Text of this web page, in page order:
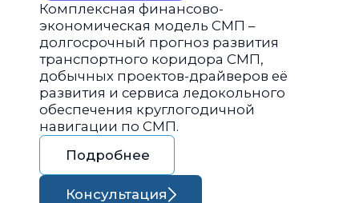
Комплексная финансово-
экономическая модель СМП –
долгосрочный прогноз развития
транспортного коридора СМП,
добычных проектов-драйверов её
развития и сервиса ледокольного
обеспечения круглогодичной
навигации по СМП.
Подробнее
Консультация